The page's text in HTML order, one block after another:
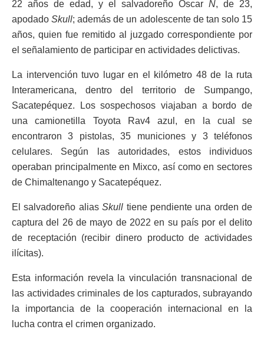
22 años de edad, y el salvadoreño Óscar N, de 23,
apodadoSkull; además de un adolescente de tan solo 15
años, quien fue remitido al juzgado correspondiente por
el señalamiento de participar en actividades delictivas.
La intervención tuvo lugar en el kilómetro 48 de la ruta
Interamericana, dentro del territorio de Sumpango,
Sacatepéquez. Los sospechosos viajaban a bordo de
una camionetilla Toyota Rav4 azul, en la cual se
encontraron 3 pistolas, 35 municiones y 3 teléfonos
celulares. Según las autoridades, estos individuos
operaban principalmente en Mixco, así como en sectores
de Chimaltenango y Sacatepéquez.
El salvadoreño aliasSkull tiene pendiente una orden de
captura del 26 de mayo de 2022 en su país por el delito
de receptación (recibir dinero producto de actividades
ilícitas).
Esta información revela la vinculación transnacional de
las actividades criminales de los capturados, subrayando
la importancia de la cooperación internacional en la
lucha contra el crimen organizado.